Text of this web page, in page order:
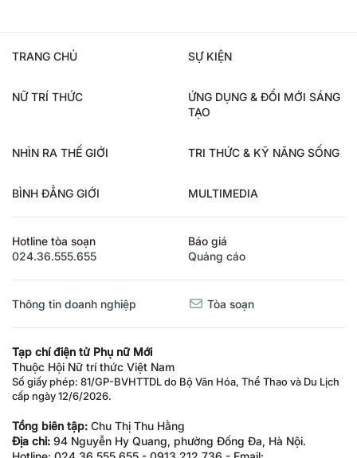
TRANG CHỦ SỰ KIỆN
NỮ TRÍ THỨC
ỨNG DỤNG & ĐỔI MỚI SÁNG
TẠO
NHÌN RA THẾ GIỚI TRI THỨC & KỸ NĂNG SỐNG
BÌNH ĐẲNG GIỚI MULTIMEDIA
Hotline tòa soạn
024.36.555.655
Báo giá
Quảng cáo
Thông tin doanh nghiệp Tòa soạn
Tạp chí điện tử Phụ nữ Mới
Thuộc Hội Nữ trí thức Việt Nam
Số giấy phép: 81/GP-BVHTTDL do Bộ Văn Hóa, Thể Thao và Du Lịch
cấp ngày 12/6/2026.
Tổng biên tập: Chu Thị Thu Hằng
Địa chỉ: 94 Nguyễn Hy Quang, phường Đống Đa, Hà Nội.